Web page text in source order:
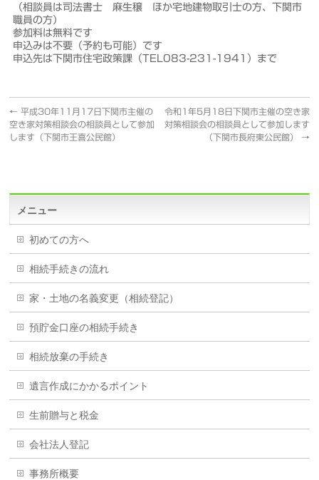
（相談員は司法書士 麻生穣 ほか宅地建物取引士の方、下関市
職員の方）
参加料は無料です
申込みは不要（予約も可能）です
申込先は下関市住宅政策課（TEL083-231-1941）まで
← 平成30年11月17日下関市主催の
空き家対策相談会の相談員として参加
します（下関市王喜公民館）
令和1年5月18日下関市主催の空き家
対策相談会の相談員として参加します
（下関市長府東公民館）
→
メニュー
初めての方へ
相続手続きの流れ
家・土地の名義変更（相続登記）
預貯金口座の相続手続き
相続放棄の手続き
遺言作成にかかるポイント
生前贈与と税金
会社法人登記
事務所概要